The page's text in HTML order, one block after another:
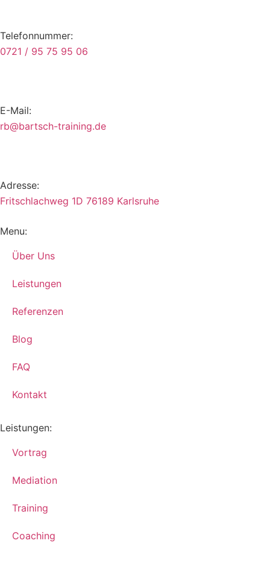
Telefonnummer:
0721 / 95 75 95 06
E-Mail:
ed.gn
iniar
t-hcs
trab@
br
Adresse:
Fritschlachweg 1D 76189 Karlsruhe
Menu:
Über Uns
Leistungen
Referenzen
Blog
FAQ
Kontakt
Leistungen:
Vortrag
Mediation
Training
Coaching